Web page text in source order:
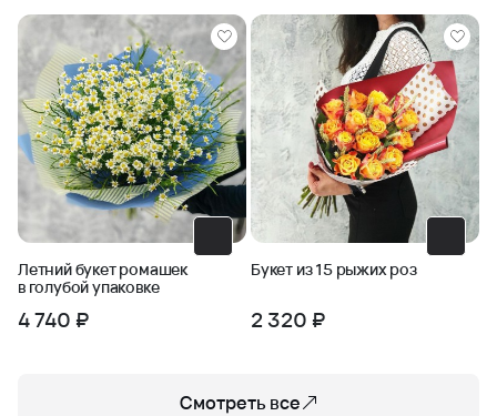
Летний букет ромашек
в голубой упаковке
4 740 ₽
Букет из 15 рыжих роз
2 320 ₽
Смотреть все